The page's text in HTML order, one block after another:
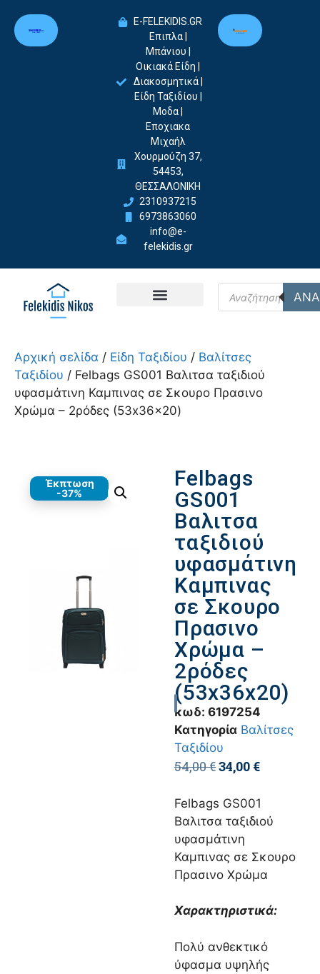
E-FELEKIDIS.GR
Επιπλα |
Μπάνιου |
Οικιακά Είδη |
Διακοσμητικά |
Είδη Ταξιδίου |
Μοδα |
Εποχιακα
Μιχαήλ
Χουρμούζη 37,
54453,
ΘΕΣΣΑΛΟΝΙΚΗ
2310937215
6973863060
info@e-
felekidis.gr
Αρχική σελίδα / Είδη Ταξιδίου / Βαλίτσες
Ταξιδίου / Felbags GS001 Βαλιτσα ταξιδιού
υφασμάτινη Καμπινας σε Σκουρο Πρασινο
Χρώμα – 2ρόδες (53x36x20)
Έκπτωση
-37%
Felbags
GS001
Βαλιτσα
ταξιδιού
υφασμάτινη
Καμπινας
σε Σκουρο
Πρασινο
Χρώμα –
2ρόδες
(53x36x20)
κωδ: 6197254
Κατηγορία Βαλίτσες
Ταξιδίου
54,00€34,00 €
Felbags GS001
Βαλιτσα ταξιδιού
υφασμάτινη
Καμπινας σε Σκουρο
Πρασινο Χρώμα
Χαρακτηριστικά:
Πολύ ανθεκτικό
ύφασμα υψηλής